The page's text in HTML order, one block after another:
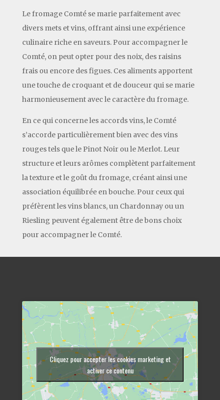
Le fromage Comté se marie parfaitement avec
divers mets et vins, offrant ainsi une expérience
culinaire riche en saveurs. Pour accompagner le
Comté, on peut opter pour des noix, des raisins
frais ou encore des figues. Ces aliments apportent
une touche de croquant et de douceur qui se marie
harmonieusement avec le caractère du fromage.
En ce qui concerne les accords vins, le Comté
s’accorde particulièrement bien avec des vins
rouges tels que le Pinot Noir ou le Merlot. Leur
structure et leurs arômes complètent parfaitement
la texture et le goût du fromage, créant ainsi une
association équilibrée en bouche. Pour ceux qui
préfèrent les vins blancs, un Chardonnay ou un
Riesling peuvent également être de bons choix
pour accompagner le Comté.
Cliquez pour accepter les cookies marketing et
activer ce contenu